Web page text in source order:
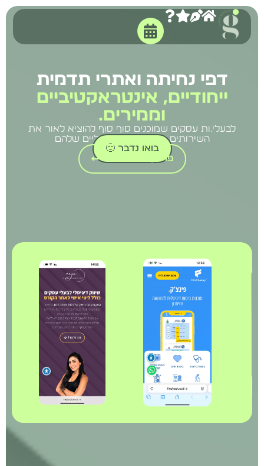
דפי נחיתה ואתרי תדמית
ייחודיים, אינטראקטיביים
וממירים.
לבעלי.ות עסקים שמוכנים סוף סוף להוציא לאור את
השירותים והמוצרים הדיגיטליים שלהם
בואו נדבר 🙂
פרויקטים שעשיתי